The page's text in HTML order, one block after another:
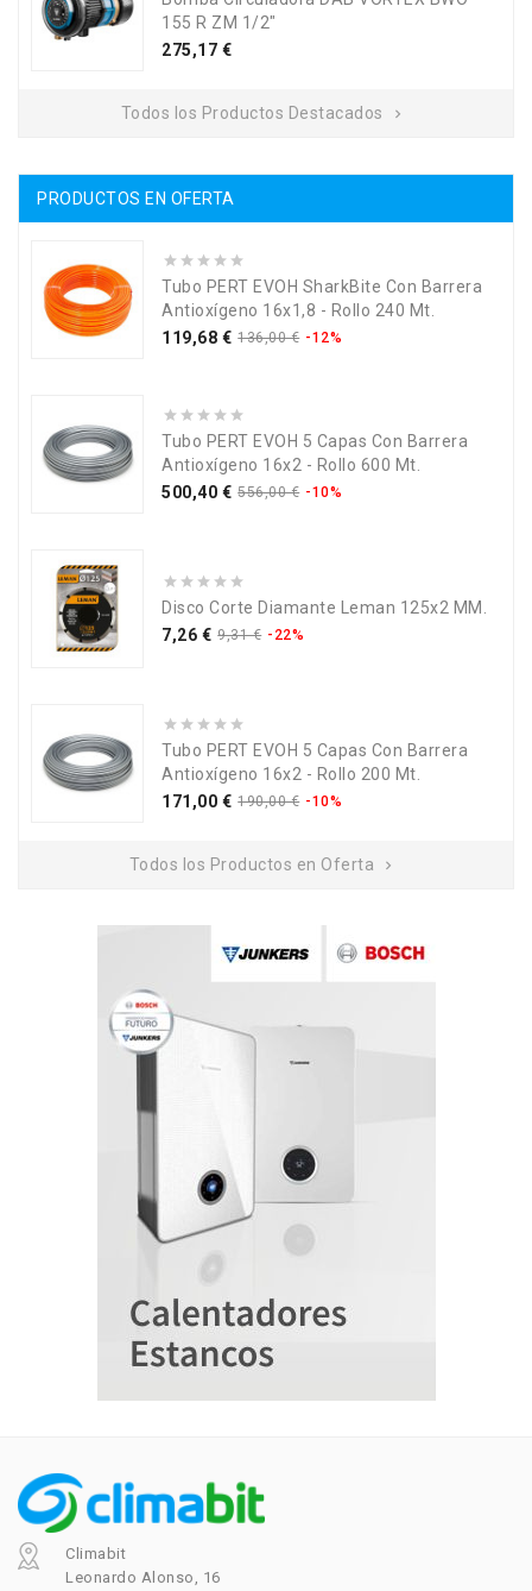
155 R ZM 1/2"
Precio
275,17 €
Todos los Productos Destacados 
PRODUCTOS EN OFERTA
Tubo PERT EVOH SharkBite Con Barrera
Antioxígeno 16x1,8 - Rollo 240 Mt.
119,68 € 136,00 € -12%
Tubo PERT EVOH 5 Capas Con Barrera
Antioxígeno 16x2 - Rollo 600 Mt.
500,40 € 556,00 € -10%
Disco Corte Diamante Leman 125x2 MM.
7,26 € 9,31 € -22%
Tubo PERT EVOH 5 Capas Con Barrera
Antioxígeno 16x2 - Rollo 200 Mt.
171,00 € 190,00 € -10%
Todos los Productos en Oferta 
Climabit
Leonardo Alonso, 16